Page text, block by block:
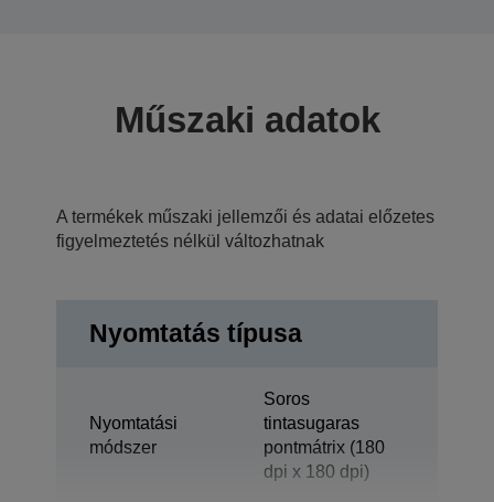
Műszaki adatok
A termékek műszaki jellemzői és adatai előzetes
figyelmeztetés nélkül változhatnak
Nyomtatás típusa
Nyomtatási
módszer
Soros
tintasugaras
pontmátrix (180
dpi x 180 dpi)